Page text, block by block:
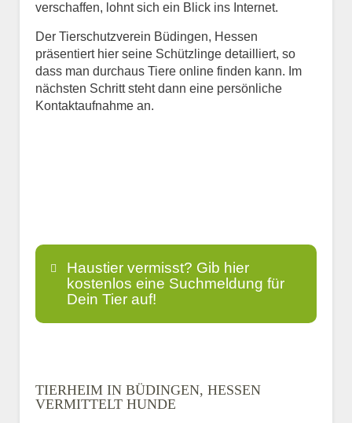
verschaffen, lohnt sich ein Blick ins Internet.
Der Tierschutzverein Büdingen, Hessen
präsentiert hier seine Schützlinge detailliert, so
dass man durchaus Tiere online finden kann. Im
nächsten Schritt steht dann eine persönliche
Kontaktaufnahme an.
Haustier vermisst? Gib hier
kostenlos eine Suchmeldung für
Dein Tier auf!
TIERHEIM IN BÜDINGEN, HESSEN
VERMITTELT HUNDE